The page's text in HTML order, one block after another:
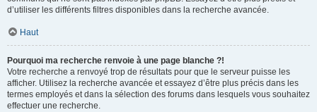
d’utiliser les différents filtres disponibles dans la recherche avancée.
Haut
Pourquoi ma recherche renvoie à une page blanche ?!
Votre recherche a renvoyé trop de résultats pour que le serveur puisse les
afficher. Utilisez la recherche avancée et essayez d’être plus précis dans les
termes employés et dans la sélection des forums dans lesquels vous souhaitez
effectuer une recherche.